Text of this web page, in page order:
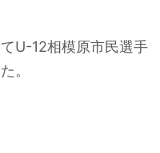
U-12相模原市民選手
。